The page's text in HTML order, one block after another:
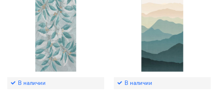
В наличии В наличии